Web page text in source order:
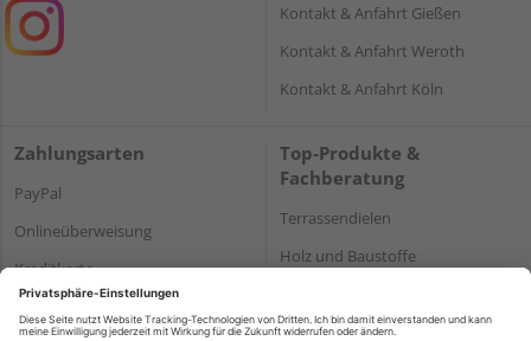
Kontakt & Anfahrt Gießen
Kontakt & Anfahrt Weroth
Kontakt & Anfahrt Köln
Zahlungsarten
PayPal
Onlineüberweisung
Kreditkarte
Rechnung*
Top-Produkte &
Fachberatung
Terrassendielen
Holz und Baustoffe